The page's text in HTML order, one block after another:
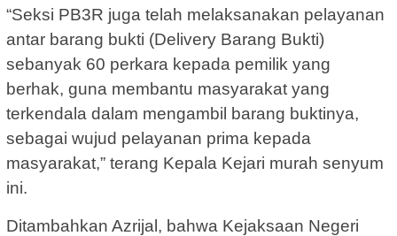
“Seksi PB3R juga telah melaksanakan pelayanan
antar barang bukti (Delivery Barang Bukti)
sebanyak 60 perkara kepada pemilik yang
berhak, guna membantu masyarakat yang
terkendala dalam mengambil barang buktinya,
sebagai wujud pelayanan prima kepada
masyarakat,” terang Kepala Kejari murah senyum
ini.
Ditambahkan Azrijal, bahwa Kejaksaan Negeri